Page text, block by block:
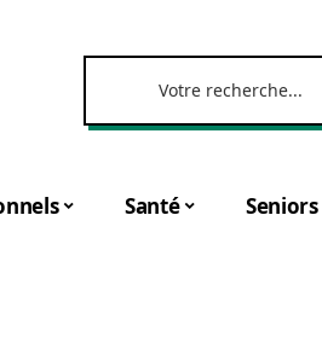
Santé Seniors